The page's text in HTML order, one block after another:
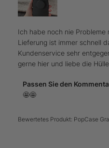
Ich habe noch nie Probleme
Lieferung ist immer schnell
Kundenservice sehr
gerne hier und liebe die
Bewertetes Produkt: PopCase
Kommentare
des
zu
Passen Sie den
🤩🤩